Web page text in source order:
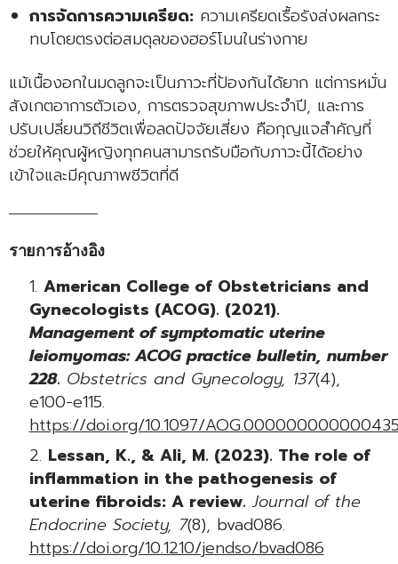
การจัดการความเครียด:ความเครียดเรื้อรังส่งผลกระ
ทบโดยตรงต่อสมดุลของฮอร์โมนในร่างกาย
แม้เนื้องอกในมดลูกจะเป็นภาวะที่ป้องกันได้ยาก แต่การหมั่น
สังเกตอาการตัวเอง, การตรวจสุขภาพประจำปี, และการ
ปรับเปลี่ยนวิถีชีวิตเพื่อลดปัจจัยเสี่ยง คือกุญแจสำคัญที่
ช่วยให้คุณผู้หญิงทุกคนสามารถรับมือกับภาวะนี้ได้อย่าง
เข้าใจและมีคุณภาพชีวิตที่ดี
รายการอ้างอิง
American College of Obstetricians and
Gynecologists (ACOG). (2021).
Management of symptomatic uterine
leiomyomas: ACOG practice bulletin, number
228. Obstetrics and Gynecology, 137(4),
e100-e115.
https://doi.org/10.1097/
Lessan, K., & Ali, M. (2023). The role of
inflammation in the pathogenesis of
uterine fibroids: A review. Journal of the
Endocrine Society, 7(8), bvad086.
https://doi.org/10.1210/jendso/bvad086